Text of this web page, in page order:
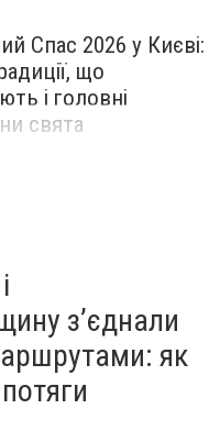
Спас 2026 у Києві:
що
і головні
свята
з’єднали
як